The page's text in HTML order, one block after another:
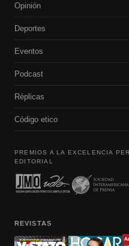
Opinión
Deportes
Eventos
Podcast
Réplicas
Código etico
PREMIOS A LA EXCELENCIA
EDITORIAL
REVISTAS